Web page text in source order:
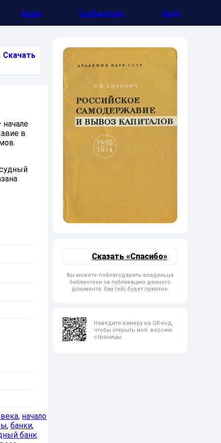
Блоги Сообщество Вход
Скачать
в
, начало
,банки,
банк
Сказать «Спасибо»
Вы можете поблагодарить владельца
библиотеки за публикацию данного
документа. Ему (ей) будет приятно.
Наведите камеру на QR-код,
чтобы открыть моб. версию
страницы.